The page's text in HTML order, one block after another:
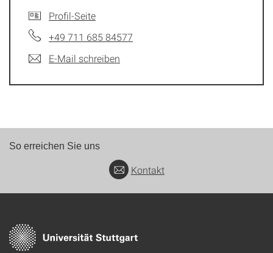
Profil-Seite
+49 711 685 84577
E-Mail schreiben
So erreichen Sie uns
Kontakt